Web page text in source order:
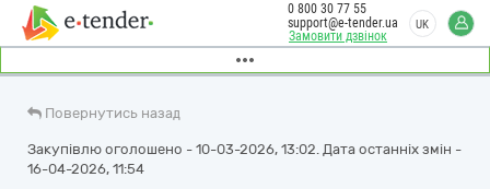
Замовити дзвінок
0 800 30 77 55
support@e-tender.ua
UK
Повернутись назад
Закупівлю оголошено - 10-03-2026, 13:02. Дата останніх змін -
16-04-2026, 11:54